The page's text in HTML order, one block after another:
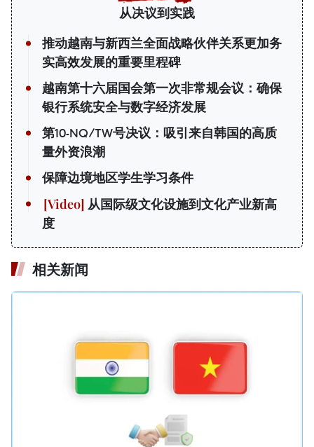
从决议到实践
推动越南与新西兰全面战略伙伴关系更加务
实高效发展的重要里程碑
越南第十六届国会第一次非常规会议：确保
银行系统安全与数字经济发展
第10-NQ/TW号决议：吸引来自韩国的高质
量外资浪潮
保障边境地区学生学习条件
从国际级文化设施到文化产业新高
度
相关新闻